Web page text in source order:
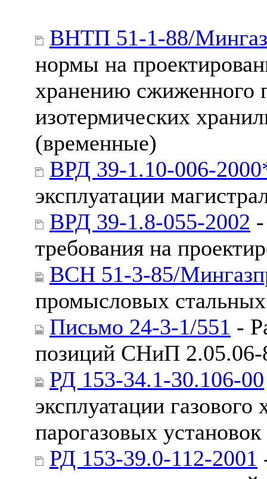
ВНТП 51-1-88/
нормы на
хранению сжиженного
изотермических
(временные)
ВРД 39-1.10-006-
эксплуатации
ВРД 39-1.8-055-2002
требования на
ВСН 51-3-85/
промысловых
Письмо 24-3-1/551 -
позиций СНиП 2.05.06-
РД 153-34.1-30.106-00
эксплуатации газового
парогазовых
РД 153-39.0-112-2001